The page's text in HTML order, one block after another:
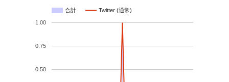
合計 Twitter (通常)
0.50
0.75
1.00